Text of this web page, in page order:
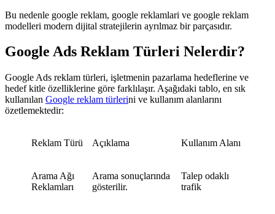
Bu nedenle google reklam, google reklamlari ve google reklam
modelleri modern dijital stratejilerin ayrılmaz bir parçasıdır.
Google Ads Reklam Türleri Nelerdir?
Google Ads reklam türleri, işletmenin pazarlama hedeflerine ve
hedef kitle özelliklerine göre farklılaşır. Aşağıdaki tablo, en sık
kullanılan Google reklam türlerini ve kullanım alanlarını
özetlemektedir:
Reklam Türü Açıklama Kullanım Alanı
Arama Ağı
Reklamları
Arama sonuçlarında
gösterilir.
Talep odaklı
trafik